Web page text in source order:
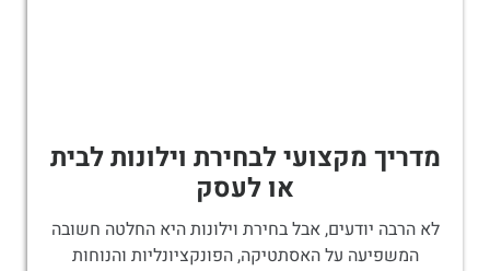
מדריך מקצועי לבחירת וילונות לבית
או לעסק
לא הרבה יודעים, אבל בחירת וילונות היא החלטה חשובה
המשפיעה על האסתטיקה, הפונקציונליות והנוחות